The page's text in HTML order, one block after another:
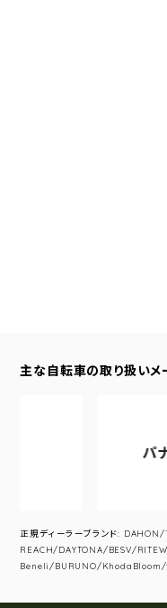
主な自転車の取り扱いメ
パナソニ
正規ディーラーブランド:
REACH/DAYTONA/BESV/
Beneli/BURUNO/